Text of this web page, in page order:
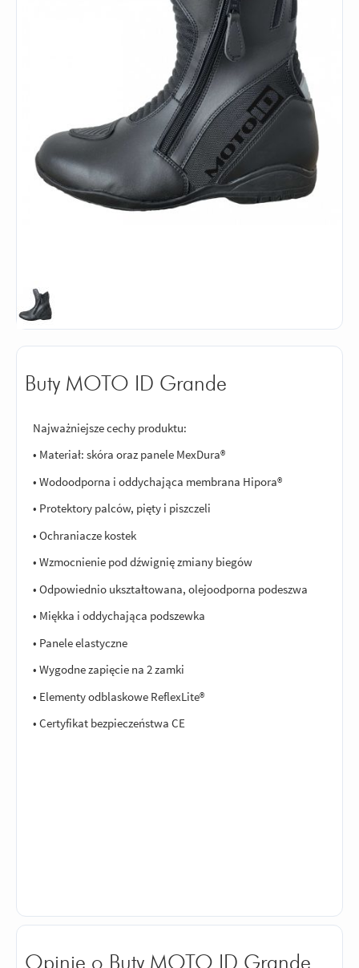
Buty MOTO ID Grande
Najważniejsze cechy produktu:
• Materiał: skóra oraz panele MexDura®
• Wodoodporna i oddychająca membrana Hipora®
• Protektory palców, pięty i piszczeli
• Ochraniacze kostek
• Wzmocnienie pod dźwignię zmiany biegów
• Odpowiednio ukształtowana, olejoodporna podeszwa
• Miękka i oddychająca podszewka
• Panele elastyczne
• Wygodne zapięcie na 2 zamki
• Elementy odblaskowe ReflexLite®
• Certyfikat bezpieczeństwa CE
Opinie o Buty MOTO ID Grande